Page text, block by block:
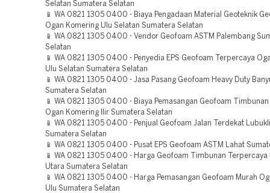
Selatan Sumatera Selatan
📱 WA 0821 1305 0400 - Biaya Pengadaan Material Geoteknik
Ogan Komering Ulu Selatan Sumatera Selatan
📱 WA 0821 1305 0400 - Vendor Geofoam ASTM Palembang
Selatan
📱 WA 0821 1305 0400 - Penyedia EPS Geofoam Terpercaya
Ulu Selatan Sumatera Selatan
📱 WA 0821 1305 0400 - Jasa Pasang Geofoam Heavy Duty
Sumatera Selatan
📱 WA 0821 1305 0400 - Biaya Pemasangan Geofoam
Ogan Komering Ilir Sumatera Selatan
📱 WA 0821 1305 0400 - Penjual Geofoam Jalan Terdekat
Sumatera Selatan
📱 WA 0821 1305 0400 - Pusat EPS Geofoam ASTM Lahat
📱 WA 0821 1305 0400 - Harga Geofoam Timbunan Terpercaya
Utara Sumatera Selatan
📱 WA 0821 1305 0400 - Harga Pemasangan Geofoam Murah
Ulu Sumatera Selatan